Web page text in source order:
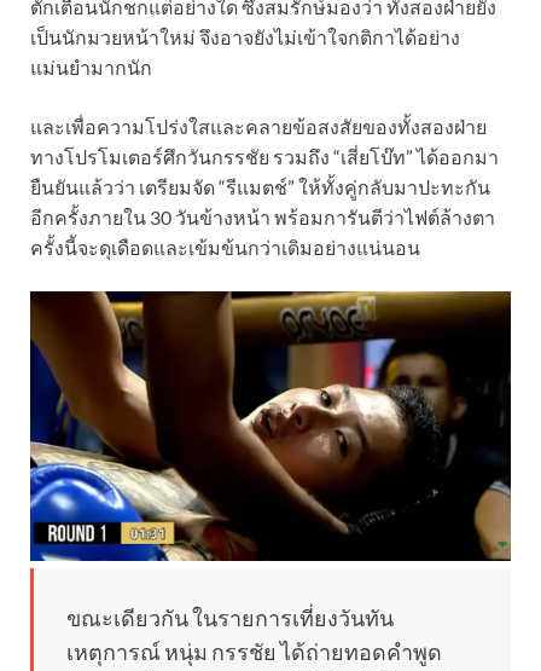
ตักเตือนนักชกแต่อย่างใด ซึ่งสมรักษ์มองว่า ทั้งสองฝ่ายยัง
เป็นนักมวยหน้าใหม่ จึงอาจยังไม่เข้าใจกติกาได้อย่าง
แม่นยำมากนัก
และเพื่อความโปร่งใสและคลายข้อสงสัยของทั้งสองฝ่าย
ทางโปรโมเตอร์ศึกวันกรรชัย รวมถึง “เสี่ยโบ๊ท” ได้ออกมา
ยืนยันแล้วว่า เตรียมจัด “รีแมตช์” ให้ทั้งคู่กลับมาปะทะกัน
อีกครั้งภายใน 30 วันข้างหน้า พร้อมการันตีว่าไฟต์ล้างตา
ครั้งนี้จะดุเดือดและเข้มข้นกว่าเดิมอย่างแน่นอน
ขณะเดียวกัน ในรายการเที่ยงวันทัน
เหตุการณ์ หนุ่ม กรรชัย ได้ถ่ายทอดคำพูด